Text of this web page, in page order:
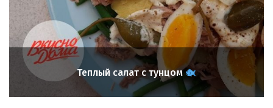
Теплый салат с тунцом